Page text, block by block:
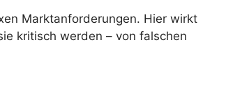
Marktanforderungen. Hier wirkt
kritisch werden – von falschen